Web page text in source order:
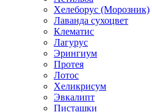
Хелеборус (Морозник)
Лаванда сухоцвет
Клематис
Лагурус
Эрингиум
Протея
Лотос
Хеликрисум
Эвкалипт
Писташки